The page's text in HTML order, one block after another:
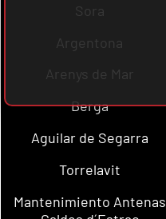
Sora
Argentona
Arenys de Mar
Berga
Aguilar de Segarra
Torrelavit
Mantenimiento Antenas